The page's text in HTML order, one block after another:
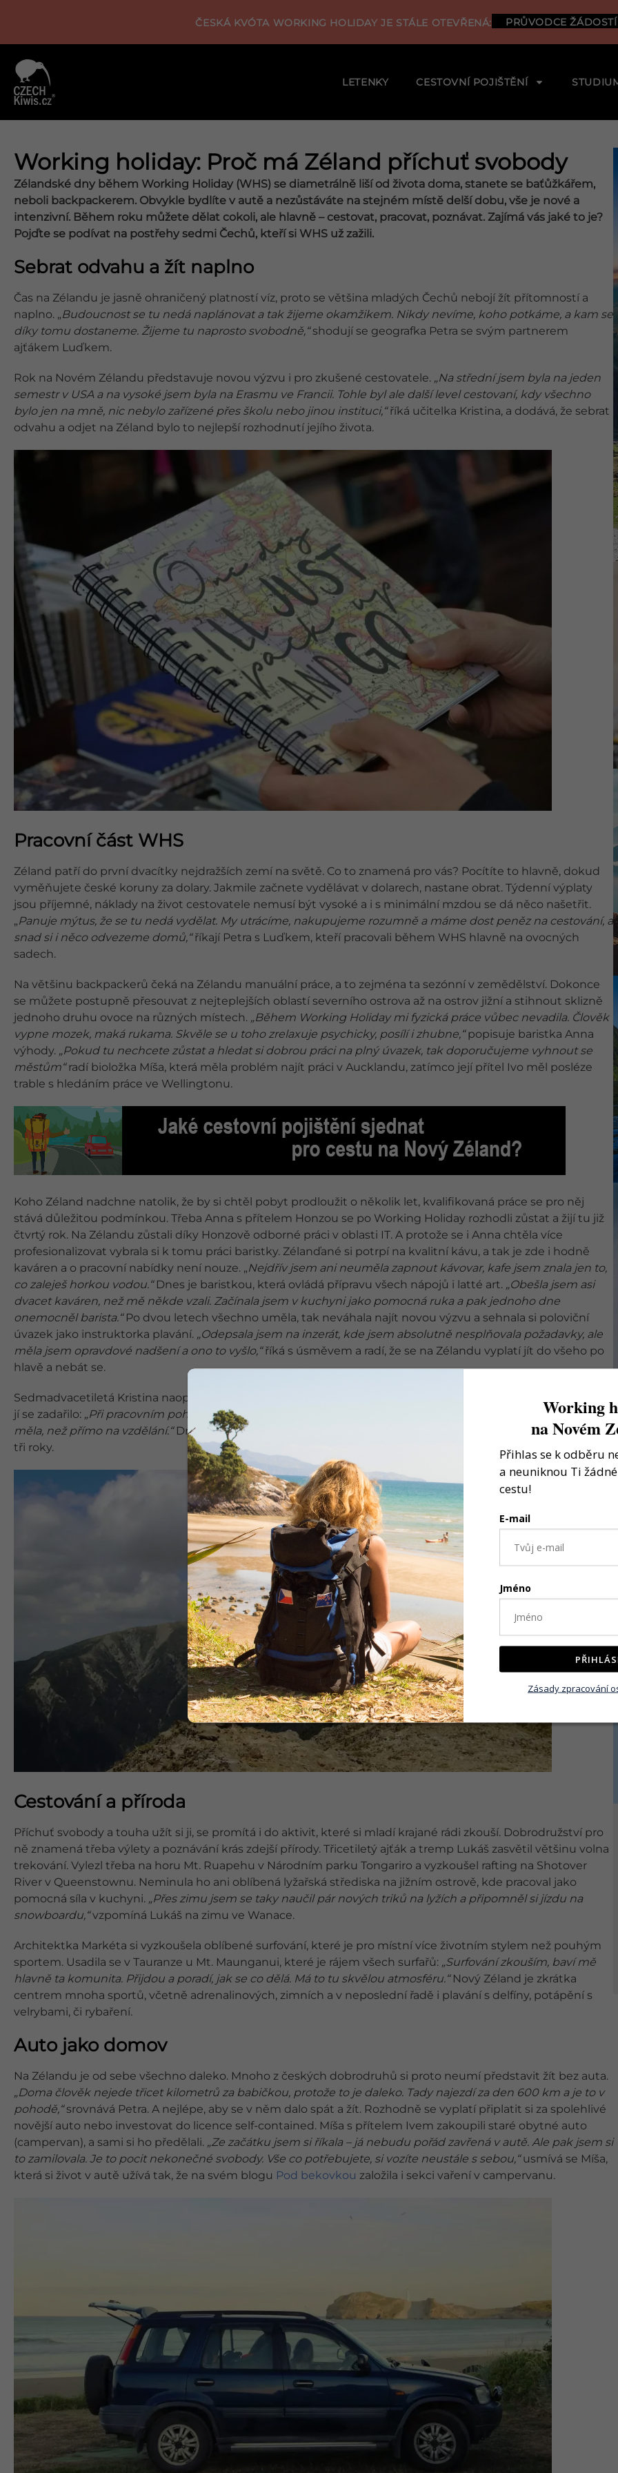
ČESKÁ KVÓTA WORKING HOLIDAY JE STÁLE OTEVŘENÁ: PRŮVODCE
LETENKY CESTOVNÍ POJIŠTĚNÍ
Working holiday: Proč má Zéland příchuť svobody
Zélandské dny během Working Holiday (WHS) se diametrálně liší od života doma, stanete se baťůžkářem,
neboli backpackerem. Obvykle bydlíte v autě a nezůstáváte na stejném místě delší dobu, vše je nové a
intenzivní. Během roku můžete dělat cokoli, ale hlavně – cestovat, pracovat, poznávat. Zajímá vás jaké to je?
Pojďte se podívat na postřehy sedmi Čechů, kteří si WHS už zažili.
Sebrat odvahu a žít naplno
Čas na Zélandu je jasně ohraničený platností víz, proto se většina mladých Čechů nebojí žít přítomností a
naplno. „Budoucnost se tu nedá naplánovat a tak žijeme okamžikem. Nikdy nevíme, koho potkáme, a kam se
díky tomu dostaneme. Žijeme tu naprosto svobodně,“shodují se geografka Petra se svým partnerem
ajťákem Luďkem.
Rok na Novém Zélandu představuje novou výzvu i pro zkušené cestovatele. „Na střední jsem byla na jeden
semestr v USA a na vysoké jsem byla na Erasmu ve Francii. Tohle byl ale další level cestovaní, kdy všechno
bylo jen na mně, nic nebylo zařízené přes školu nebo jinou instituci,“říká učitelka Kristina, a dodává, že sebrat
odvahu a odjet na Zéland bylo to nejlepší rozhodnutí jejího života.
Pracovní část WHS
Zéland patří do první dvacítky nejdražších zemí na světě. Co to znamená pro vás? Pocítíte to hlavně, dokud
vyměňujete české koruny za dolary. Jakmile začnete vydělávat v dolarech, nastane obrat. Týdenní výplaty
jsou příjemné, náklady na život cestovatele nemusí být vysoké a i s minimální mzdou se dá něco našetřit.
„Panuje mýtus, že se tu nedá vydělat. My utrácíme, nakupujeme rozumně a máme dost peněz na cestování, a
snad si i něco odvezeme domů,“říkají Petra s Luďkem, kteří pracovali během WHS hlavně na ovocných
sadech.
Na většinu backpackerů čeká na Zélandu manuální práce, a to zejména ta sezónní v zemědělství. Dokonce
se můžete postupně přesouvat z nejteplejších oblastí severního ostrova až na ostrov jižní a stihnout sklizně
jednoho druhu ovoce na různých místech. „Během Working Holiday mi fyzická práce vůbec nevadila. Člověk
vypne mozek, maká rukama. Skvěle se u toho zrelaxuje psychicky, posílí i zhubne,“popisuje baristka Anna
výhody. „Pokud tu nechcete zůstat a hledat si dobrou práci na plný úvazek, tak doporučujeme vyhnout se
městům“radí bioložka Míša, která měla problém najít práci v Aucklandu, zatímco její přítel Ivo měl posléze
trable s hledáním práce ve Wellingtonu.
Koho Zéland nadchne natolik, že by si chtěl pobyt prodloužit o několik let, kvalifikovaná práce se pro něj
stává důležitou podmínkou. Třeba Anna s přítelem Honzou se po Working Holiday rozhodli zůstat a žijí tu již
čtvrtý rok. Na Zélandu zůstali díky Honzově odborné práci v oblasti IT. A protože se i Anna chtěla více
profesionalizovat vybrala si k tomu práci baristky. Zélanďané si potrpí na kvalitní kávu, a tak je zde i hodně
kaváren a o pracovní nabídky není nouze. „Nejdřív jsem ani neuměla zapnout kávovar, kafe jsem znala jen to,
co zaleješ horkou vodou.“Dnes je baristkou, která ovládá přípravu všech nápojů i latté art. „Obešla jsem asi
dvacet kaváren, než mě někde vzali. Začínala jsem v kuchyni jako pomocná ruka a pak jednoho dne
onemocněl barista.“Po dvou letech všechno uměla, tak neváhala najít novou výzvu a sehnala si poloviční
úvazek jako instruktorka plavání. „Odepsala jsem na inzerát, kde jsem absolutně nesplňovala požadavky, ale
měla jsem opravdové nadšení a ono to vyšlo,“říká s úsměvem a radí, že se na Zélandu vyplatí jít do všeho po
hlavě a nebát se.
Sedmadvacetiletá Kristina naopak chtěla zůstat ve svém oboru učitelství. A tak se dívala po práci ve školce a i
jí se zadařilo: „Při pracovním pohovoru koukali především na zkušenosti z Čech a na reference, které jsem
měla, než přímo na vzdělání.“Dnes pracuje ve školce v městě Mt. Maunganui a získala pracovní víza na další
tři roky.
Cestování a příroda
Příchuť svobody a touha užít si ji, se promítá i do aktivit, které si mladí krajané rádi zkouší. Dobrodružství pro
ně znamená třeba výlety a poznávání krás zdejší přírody. Třicetiletý ajťák a tremp Lukáš zasvětil většinu volna
trekování. Vylezl třeba na horu Mt. Ruapehu v Národním parku Tongariro a vyzkoušel rafting na Shotover
River v Queenstownu. Neminula ho ani oblíbená lyžařská střediska na jižním ostrově, kde pracoval jako
pomocná síla v kuchyni. „Přes zimu jsem se taky naučil pár nových triků na lyžích a připomněl si jízdu na
snowboardu,“vzpomíná Lukáš na zimu ve Wanace.
Architektka Markéta si vyzkoušela oblíbené surfování, které je pro místní více životním stylem než pouhým
sportem. Usadila se v Tauranze u Mt. Maunganui, které je rájem všech surfařů: „Surfování zkouším, baví mě
hlavně ta komunita. Přijdou a poradí, jak se co dělá. Má to tu skvělou atmosféru.“Nový Zéland je zkrátka
centrem mnoha sportů, včetně adrenalinových, zimních a v neposlední řadě i plavání s delfíny, potápění s
velrybami, či rybaření.
Auto jako domov
Na Zélandu je od sebe všechno daleko. Mnoho z českých dobrodruhů si proto neumí představit žít bez auta.
„Doma člověk nejede třicet kilometrů za babičkou, protože to je daleko. Tady najezdí za den 600 km a je to v
pohodě,“srovnává Petra. A nejlépe, aby se v něm dalo spát a žít. Rozhodně se vyplatí připlatit si za spolehlivé
novější auto nebo investovat do licence self-contained. Míša s přítelem Ivem zakoupili staré obytné auto
(campervan), a sami si ho předělali. „Ze začátku jsem si říkala – já nebudu pořád zavřená v autě. Ale pak jsem si
to zamilovala. Je to pocit nekonečné svobody. Vše co potřebujete, si vozíte neustále s sebou,“usmívá se Míša,
která si život v autě užívá tak, že na svém blogu Pod bekovkou založila i sekci vaření v campervanu.
Working
na Novém
Přihlas se k odběru
a neuniknou Ti
cestu!
E-mail
Jméno
Zásady zpracování